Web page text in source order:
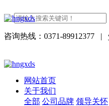
咨询热线：0371-89912377 |
网站首页
关于我们
全部 公司品牌 领导关怀